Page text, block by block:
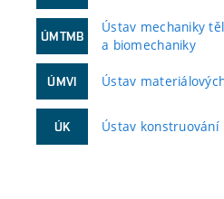
ÚMTMB
Ústav mechaniky
a biomechaniky
ÚMVI Ústav
ÚK Ústav konstruování